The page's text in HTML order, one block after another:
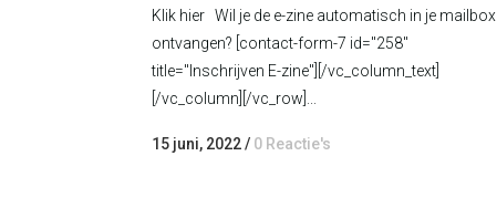
Klik hier Wil je de e-zine automatisch in je mailbox
ontvangen? [contact-form-7 id="258"
title="Inschrijven E-zine"][/vc_column_text]
[/vc_column][/vc_row]...
15 juni, 2022/ 0 Reactie's